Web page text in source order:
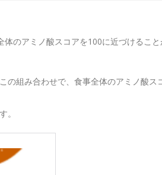
のアミノ酸スコアを100に近づけるこ
の組み合わせで、食事全体のアミノ酸ス
。